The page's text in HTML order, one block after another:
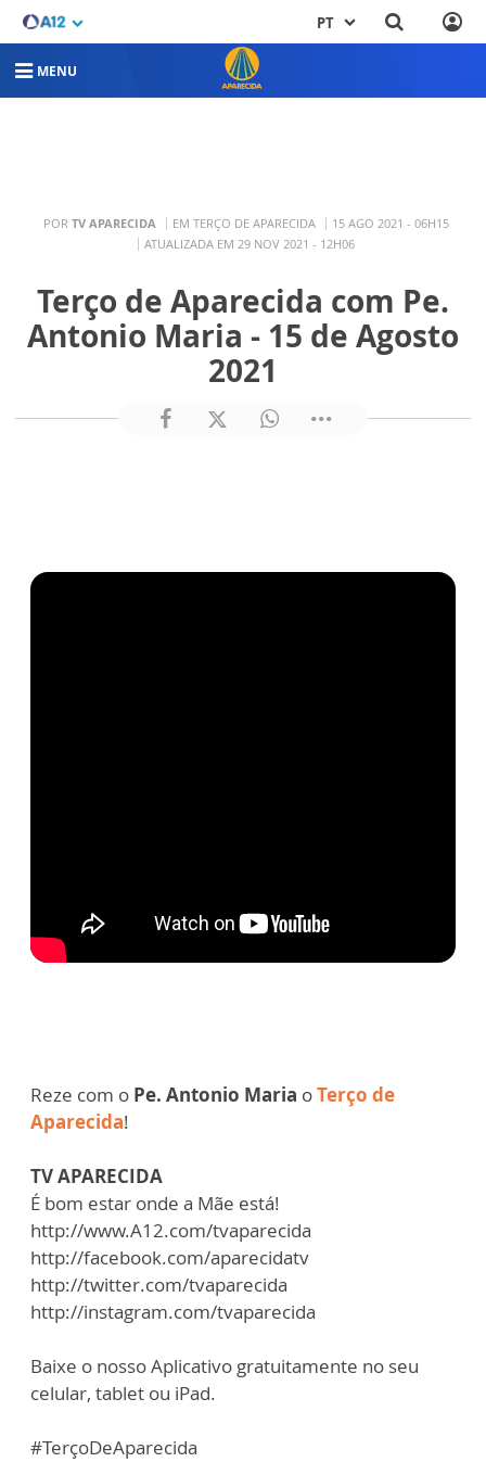
PT
MENU
POR TV APARECIDA EM TERÇO DE APARECIDA
15 AGO 2021 - 06H15
ATUALIZADA EM 29 NOV 2021 - 12H06
Terço de Aparecida com Pe.
Antonio Maria - 15 de Agosto
2021
Reze com o Pe. Antonio Maria oTerço de
Aparecida!
TV APARECIDA
É bom estar onde a Mãe está!
http://www.A12.com/tvaparecida
http://facebook.com/aparecidatv
http://twitter.com/tvaparecida
http://instagram.com/tvaparecida
Baixe o nosso Aplicativo gratuitamente no seu
celular, tablet ou iPad.
#TerçoDeAparecida